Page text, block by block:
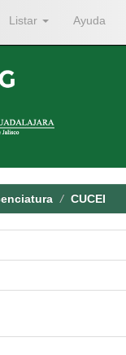
Listar Ayuda
CUCEI